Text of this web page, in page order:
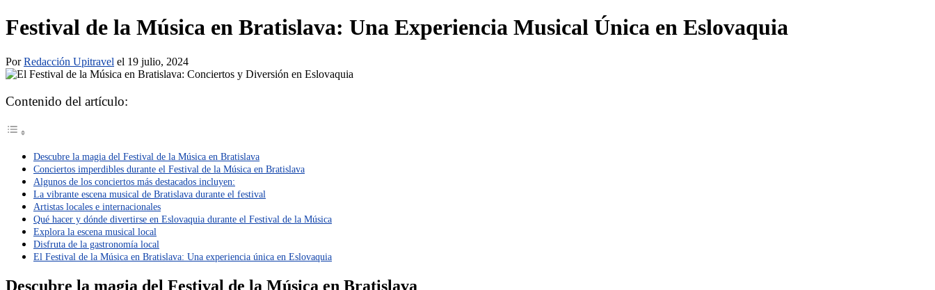
Festival de la Música en Bratislava: Una Experiencia Musical Única en Eslovaquia
PorRedacción Upitravel el 19 julio, 2024
Contenido del artículo:
Descubre la magia del Festival de la Música en Bratislava
Conciertos imperdibles durante el Festival de la Música en Bratislava
Algunos de los conciertos más destacados incluyen:
La vibrante escena musical de Bratislava durante el festival
Artistas locales e internacionales
Qué hacer y dónde divertirse en Eslovaquia durante el Festival de la Música
Explora la escena musical local
Disfruta de la gastronomía local
El Festival de la Música en Bratislava: Una experiencia única en Eslovaquia
Descubre la magia del Festival de la Música en Bratislava